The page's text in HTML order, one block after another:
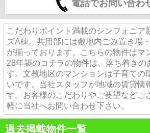
電話でお問い合わ
こだわりポイント満載のシンフォニア
ズA棟。共用部には敷地内ごみ置き場
が揃っております。こちらの物件はマ
28年築のコチラの物件は、落ち着きの
す。文教地区のマンションは子育ての
いです。当社スタッフが地域の賃貸情
す。お客様のこだわりやご要望などご
軽に当社へお問い合わせ下さい。
過去掲載物件一覧